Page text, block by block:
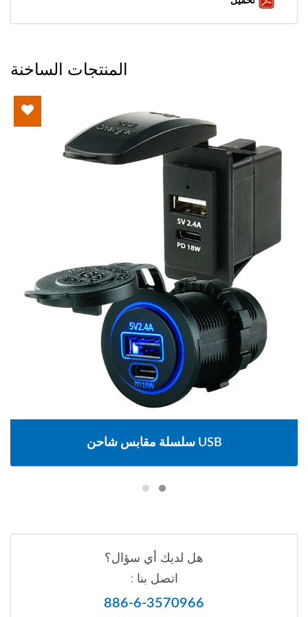
المنتجات الساخنة
سلسلة مقابس شاحن USB
هل لديك أي سؤال؟
اتصل بنا :
886-6-3570966